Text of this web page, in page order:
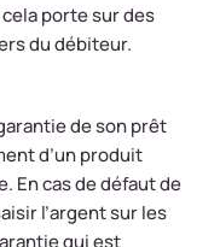
porte sur des
du débiteur.
de son prêt
d’un produit
En cas de défaut de
l’argent sur les
qui est